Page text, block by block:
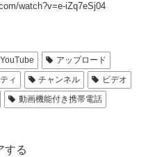
watch?v=e-iZq7eSj04
YouTube
アップロード
ィ チャンネル
ビデオ
動画機能付き携帯電話
する